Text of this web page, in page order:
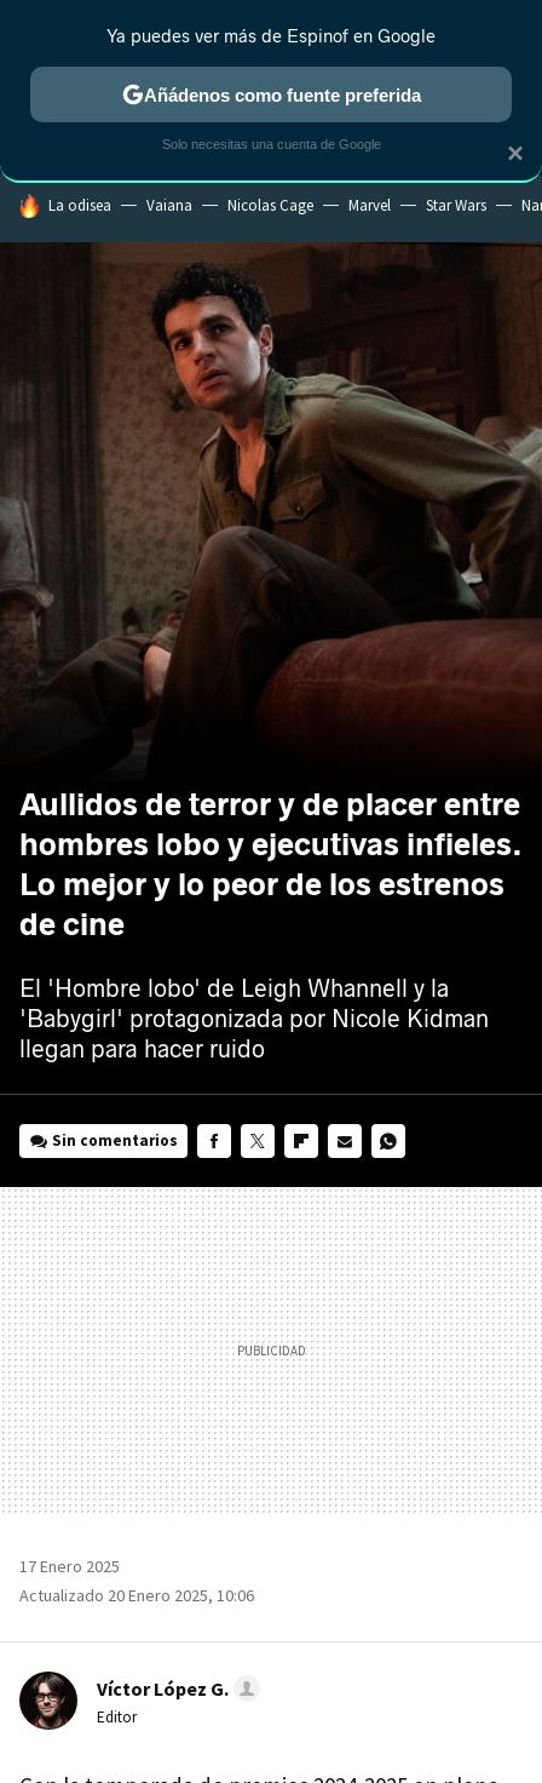
MENÚ NUEVO
ESTRENOS REALITY ANIME RANKINGS CINE
HOY SE HABLA DE
La odisea Vaiana Nicolas Cage Marvel Star Wars
Aullidos de terror y de placer entre
hombres lobo y ejecutivas infieles.
Lo mejor y lo peor de los estrenos
de cine
El 'Hombre lobo' de Leigh Whannell y la
'Babygirl' protagonizada por Nicole Kidman
llegan para hacer ruido
Sin comentarios
MAIL
17 Enero 2025
Actualizado 20 Enero 2025, 10:06
Víctor López G.
Editor
×
Ya puedes ver más de Espinof en Google
Añádenos como fuente preferida
Solo necesitas una cuenta de Google